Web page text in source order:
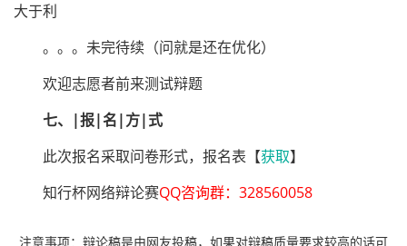
大于利
。。。未完待续（问就是还在优化）
欢迎志愿者前来测试辩题
七、|报|名|方|式
此次报名采取问卷形式，报名表【获取】
知行杯网络辩论赛QQ咨询群：328560058
注意事项：辩论稿是由网友投稿，如果对辩稿质量要求较高的话可